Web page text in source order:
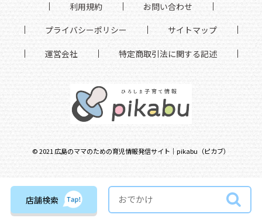
店舗検索
利用規約 お問い合わせ
プライバシーポリシー サイトマップ
運営会社 特定商取引法に関する記述
©2021 広島のママのための育児情報発信サイト｜pikabu（ピカブ）